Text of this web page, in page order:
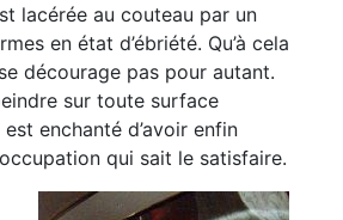
lacérée au couteau par un
en état d’ébriété. Qu’à cela
décourage pas pour autant.
sur toute surface
enchanté d’avoir enfin
qui sait le satisfaire.